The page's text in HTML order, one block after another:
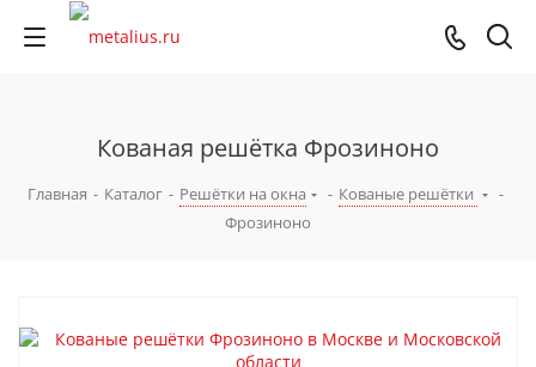
Кованая решётка Фрозиноно
Главная - Каталог - Решётки на окна - Кованые решётки
-
Фрозиноно